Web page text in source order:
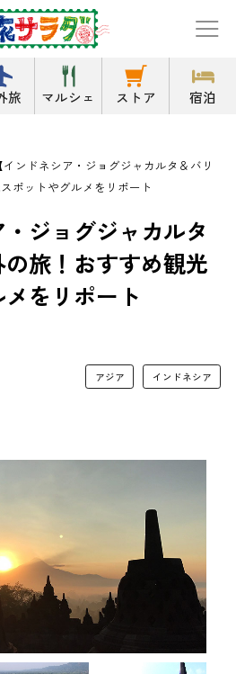
旅 マルシェ ストア 宿泊
【インドネシア・ジョグジャカルタ＆バリ
ポットやグルメをリポート
・ジョグジャカルタ
旅！おすすめ観光
をリポート
アジア インドネシア